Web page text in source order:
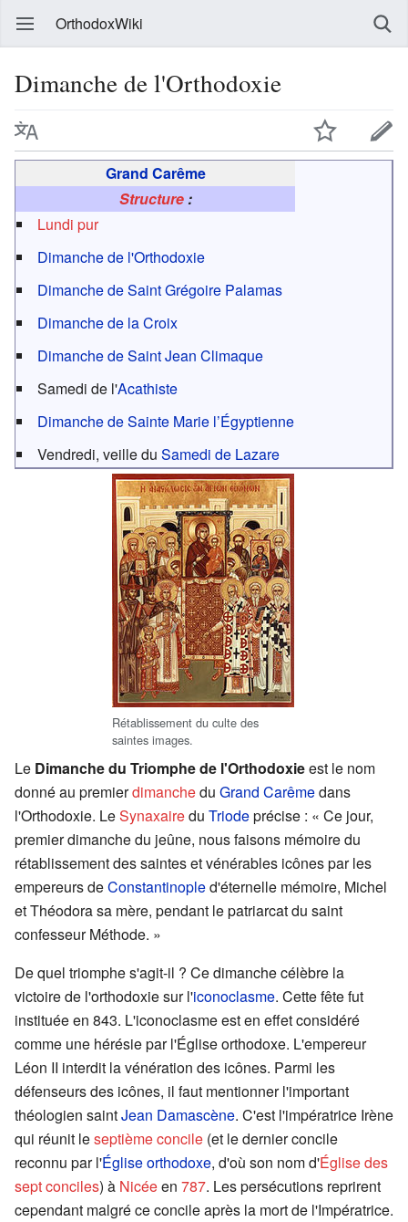
OrthodoxWiki
Dimanche de l'Orthodoxie
Grand Carême
Structure:
Lundi pur
Dimanche de l'Orthodoxie
Dimanche de Saint Grégoire Palamas
Dimanche de la Croix
Dimanche de Saint Jean Climaque
Samedi de l'Acathiste
Dimanche de Sainte Marie l’Égyptienne
Vendredi, veille du Samedi de Lazare
Rétablissement du culte des
saintes images.
Le Dimanche du Triomphe de l'Orthodoxieest le nom
donné au premierdimanchedu Grand Carêmedans
l'Orthodoxie. LeSynaxairedu Triodeprécise : « Ce jour,
premier dimanche du jeûne, nous faisons mémoire du
rétablissement des saintes et vénérables icônes par les
empereurs deConstantinopled'éternelle mémoire, Michel
et Théodora sa mère, pendant le patriarcat du saint
confesseur Méthode. »
De quel triomphe s'agit-il ? Ce dimanche célèbre la
victoire de l'orthodoxie sur l'iconoclasme. Cette fête fut
instituée en 843. L'iconoclasme est en effet considéré
comme une hérésie par l'Église orthodoxe. L'empereur
Léon II interdit la vénération des icônes. Parmi les
défenseurs des icônes, il faut mentionner l'important
théologien saintJean Damascène. C'est l'impératrice Irène
qui réunit leseptième concile (et le dernier concile
reconnu par l'Église orthodoxe, d'où son nom d'Église des
sept conciles) à Nicéeen 787. Les persécutions reprirent
cependant malgré ce concile après la mort de l'Impératrice.